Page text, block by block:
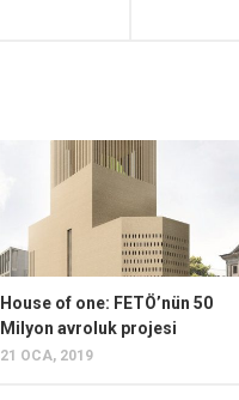
House of one: FETÖ’nün 50
Milyon avroluk projesi
21 OCA, 2019